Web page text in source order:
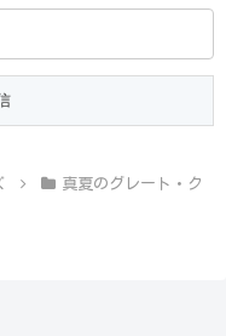
真夏のグレート・ク